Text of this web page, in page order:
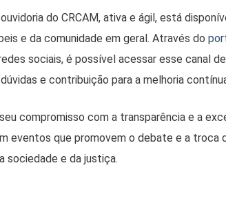
do CRCAM, ativa e ágil, está
e da comunidade em geral. Através do
sociais, é possível acessar esse canal
e contribuição para a melhoria
compromisso com a transparência e a
eventos que promovem o debate e a troca
sociedade e da justiça.